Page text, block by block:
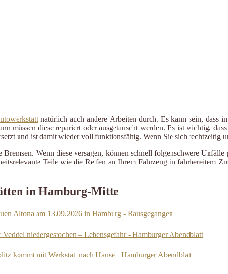
natürlich auch andere Arbeiten durch. Es kann sein, dass
müssen diese repariert oder ausgetauscht werden. Es ist wichtig,
und ist damit wieder voll funktionsfähig. Wenn Sie sich rechtzeitig
Bremsen. Wenn diese versagen, können schnell folgenschwere
Teile wie die Reifen an Ihrem Fahrzeug in fahrbereitem
in Hamburg-Mitte
Altona am 13.09.2026 in Hamburg - Rausgegangen
niedergestochen – Lebensgefahr - Hamburger Abendblatt
kommt mit Werkstatt nach Hause - Hamburger Abendblatt